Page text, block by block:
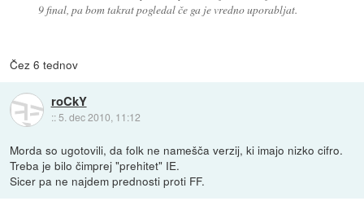
9 final, pa bom takrat pogledal če ga je vredno uporabljat.
Čez 6 tednov
roCkY
:: 5. dec 2010, 11:12
Morda so ugotovili, da folk ne namešča verzij, ki imajo nizko cifro.
Treba je bilo čimprej "prehitet" IE.
Sicer pa ne najdem prednosti proti FF.